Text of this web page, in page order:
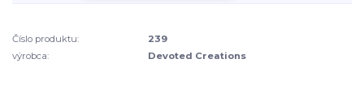
Číslo produktu:
239
výrobca:
Devoted Creations